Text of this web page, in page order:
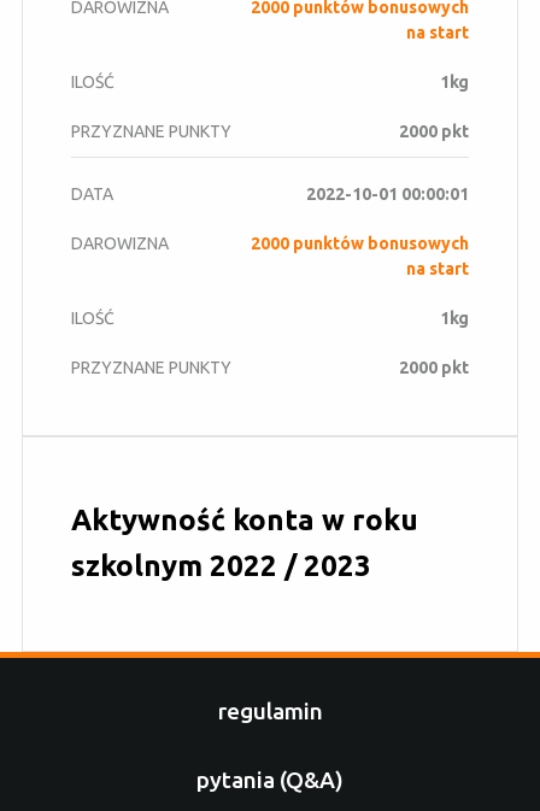
2000 punktów bonusowych
na start
1kg
2000 pkt
2022-10-01 00:00:01
2000 punktów bonusowych
na start
1kg
2000 pkt
Aktywność konta w roku
szkolnym 2022 / 2023
regulamin
pytania (Q&A)